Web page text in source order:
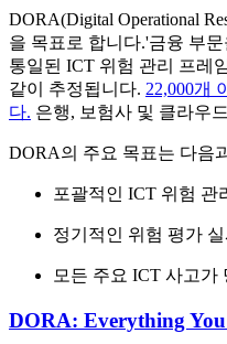
DORA(Digital Operational
을 목표로 합니다.'금융 부
통일된 ICT 위험 관리 프레
같이 추정됩니다. 22,000개
다. 은행, 보험사 및 클라우
DORA의 주요 목표는 다음
포괄적인 ICT 위험 관
정기적인 위험 평가 실
모든 주요 ICT 사고가
DORA: Everything